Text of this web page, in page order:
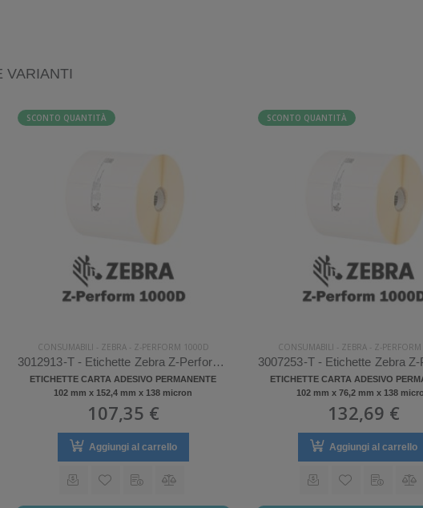
VARIANTI
SCONTO QUANTITÀ
CONSUMABILI - ZEBRA - Z-PERFORM 1000D
3012913-T - Etichette Zebra Z-Perform 1000D Carta
ETICHETTE CARTA ADESIVO PERMANENTE
102 mm x 152,4 mm x 138 micron
107,35 €
Aggiungi al carrello
SCONTO QUANTITÀ
CONSUMABILI - ZEBRA - Z-
ETICHETTE CARTA ADESIVO
102 mm x 76,2 mm x 138
132,69 €
Aggiungi al carrello